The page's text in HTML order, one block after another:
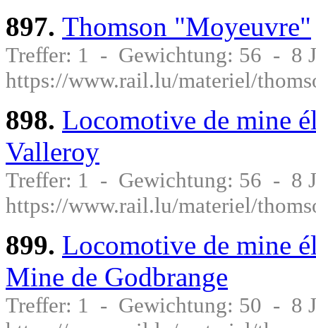
897. Thomson "Moyeuvre"
Treffer: 1 - Gewichtung: 56 - 8
https://www.rail.lu/materiel/
898. Locomotive de mine
Valleroy
Treffer: 1 - Gewichtung: 56 - 8
https://www.rail.lu/materiel/
899. Locomotive de mine
Mine de Godbrange
Treffer: 1 - Gewichtung: 50 - 8